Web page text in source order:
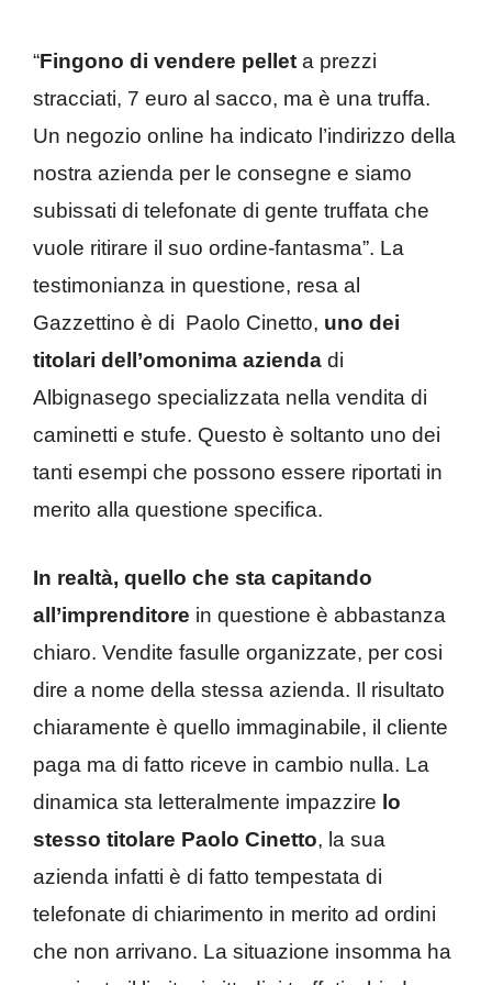
“Fingono di vendere pellet a prezzi
stracciati, 7 euro al sacco, ma è una truffa.
Un negozio online ha indicato l’indirizzo della
nostra azienda per le consegne e siamo
subissati di telefonate di gente truffata che
vuole ritirare il suo ordine-fantasma”. La
testimonianza in questione, resa al
Gazzettino è di Paolo Cinetto, uno dei
titolari dell’omonima azienda di
Albignasego specializzata nella vendita di
caminetti e stufe. Questo è soltanto uno dei
tanti esempi che possono essere riportati in
merito alla questione specifica.
In realtà, quello che sta capitando
all’imprenditore in questione è abbastanza
chiaro. Vendite fasulle organizzate, per cosi
dire a nome della stessa azienda. Il risultato
chiaramente è quello immaginabile, il cliente
paga ma di fatto riceve in cambio nulla. La
dinamica sta letteralmente impazzire lo
stesso titolare Paolo Cinetto, la sua
azienda infatti è di fatto tempestata di
telefonate di chiarimento in merito ad ordini
che non arrivano. La situazione insomma ha